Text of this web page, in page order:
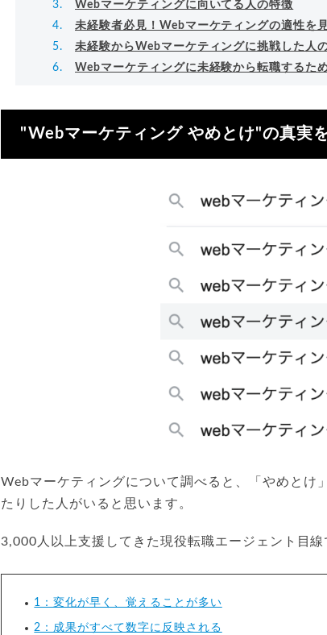
Webマーケティングに向いてる人の特徴
未経験者必見！Webマーケティングの適性を
未経験からWebマーケティングに挑戦した人
Webマーケティングに未経験から転職するた
"Webマーケティング やめとけ"の真実
Webマーケティングについて調べると、「やめとけ
たりした人がいると思います。
3,000人以上支援してきた現役転職エージェント目
1：変化が早く、覚えることが多い
2：成果がすべて数字に反映される